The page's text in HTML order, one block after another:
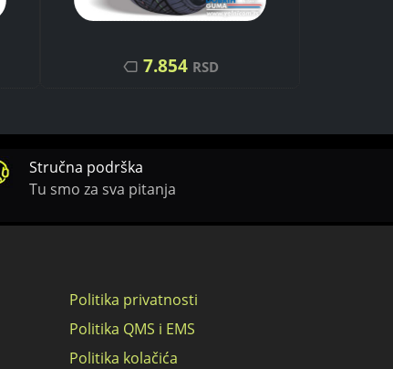
7.854 RSD
Stručna podrška
Tu smo za sva pitanja
Politika privatnosti
Politika QMS i EMS
Politika kolačića